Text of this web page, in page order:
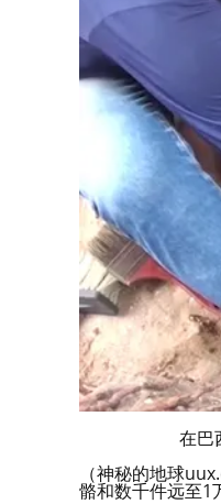
在巴
（神秘的地球
骼和数千件远至1